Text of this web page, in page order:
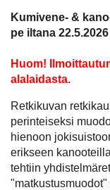
Kumivene- &
pe iltana
Huom!
alalaidasta.
Retkikuvan
perinteiseksi
hienoon
erikseen
tehtiin